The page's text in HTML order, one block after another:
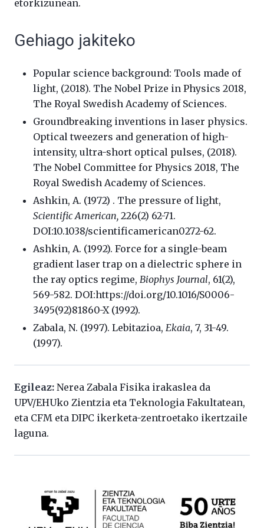
etorkizunean.
Gehiago jakiteko
Popular science background: Tools made of
light, (2018). The Nobel Prize in Physics 2018,
The Royal Swedish Academy of Sciences.
Groundbreaking inventions in laser physics.
Optical tweezers and generation of high-
intensity, ultra-short optical pulses, (2018).
The Nobel Committee for Physics 2018, The
Royal Swedish Academy of Sciences.
Ashkin, A. (1972) . The pressure of light,
Scientific American, 226(2) 62-71.
DOI:10.1038/scientificamerican0272-62.
Ashkin, A. (1992). Force for a single-beam
gradient laser trap on a dielectric sphere in
the ray optics regime, Biophys Journal, 61(2),
569-582. DOI:https://doi.org/10.1016/S0006-
3495(92)81860-X (1992).
Zabala, N. (1997). Lebitazioa, Ekaia, 7, 31-49.
(1997).
Egileaz: Nerea Zabala Fisika irakaslea da
UPV/EHUko Zientzia eta Teknologia Fakultatean,
eta CFM eta DIPC ikerketa-zentroetako ikertzaile
laguna.